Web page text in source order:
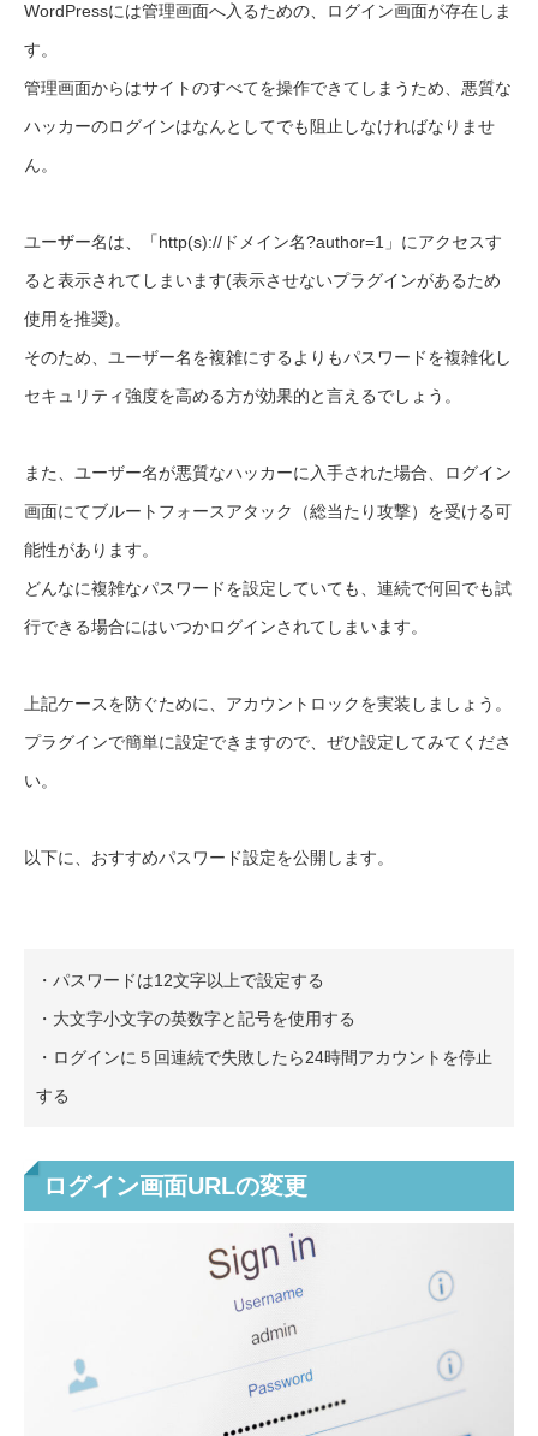
WordPressには管理画面へ入るための、ログイン画面が存在しま
す。
管理画面からはサイトのすべてを操作できてしまうため、悪質な
ハッカーのログインはなんとしてでも阻止しなければなりませ
ん。
ユーザー名は、「http(s)://ドメイン名?author=1」にアクセスす
ると表示されてしまいます(表示させないプラグインがあるため
使用を推奨)。
そのため、ユーザー名を複雑にするよりもパスワードを複雑化し
セキュリティ強度を高める方が効果的と言えるでしょう。
また、ユーザー名が悪質なハッカーに入手された場合、ログイン
画面にてブルートフォースアタック（総当たり攻撃）を受ける可
能性があります。
どんなに複雑なパスワードを設定していても、連続で何回でも試
行できる場合にはいつかログインされてしまいます。
上記ケースを防ぐために、アカウントロックを実装しましょう。
プラグインで簡単に設定できますので、ぜひ設定してみてくださ
い。
以下に、おすすめパスワード設定を公開します。
・パスワードは12文字以上で設定する
・大文字小文字の英数字と記号を使用する
・ログインに５回連続で失敗したら24時間アカウントを停止
する
ログイン画面URLの変更